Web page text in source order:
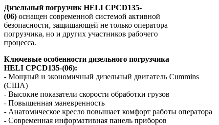
Дизельный погрузчик HELI CPCD135-
(06) оснащен современной системой активной
безопасности, защищающей не только оператора
погрузчика, но и других участников рабочего
процесса.
Ключевые особенности дизельного погрузчика
HELI CPCD135-(06):
- Мощный и экономичный дизельный двигатель Cummins
(США)
- Высокие показатели скорости обработки грузов
- Повышенная маневренность
- Анатомическое кресло повышает комфорт работы оператора
- Современная информативная панель приборов